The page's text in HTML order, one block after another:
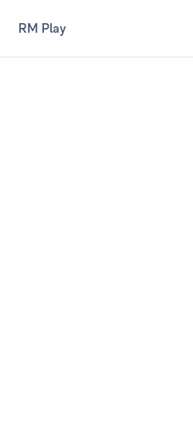
RM Play